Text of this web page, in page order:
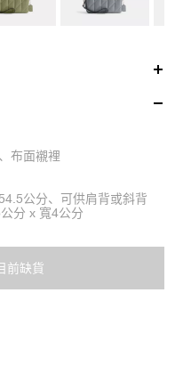
布面襯裡
公分、可供肩背或斜背
分 x 寬4公分
前缺貨